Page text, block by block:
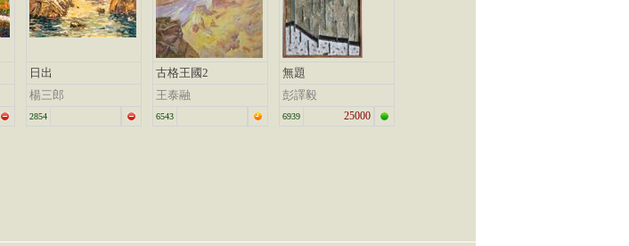
日出
楊三郎
2854
古格王國2
王泰融
6543
無題
彭譯毅
6939 25000